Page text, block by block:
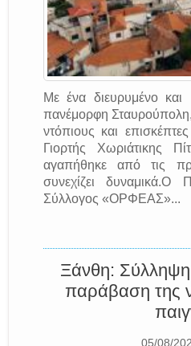
Με ένα διευρυμένο
πανέμορφη Σταυρούπολη,
ντόπιους και
Γιορτής Χωριάτικης
αγαπήθηκε από τις
συνεχίζει δυναμικά.Ο
Σύλλογος «ΟΡΦΕΑΣ»...
Ξάνθη:
παράβαση της
05/08/